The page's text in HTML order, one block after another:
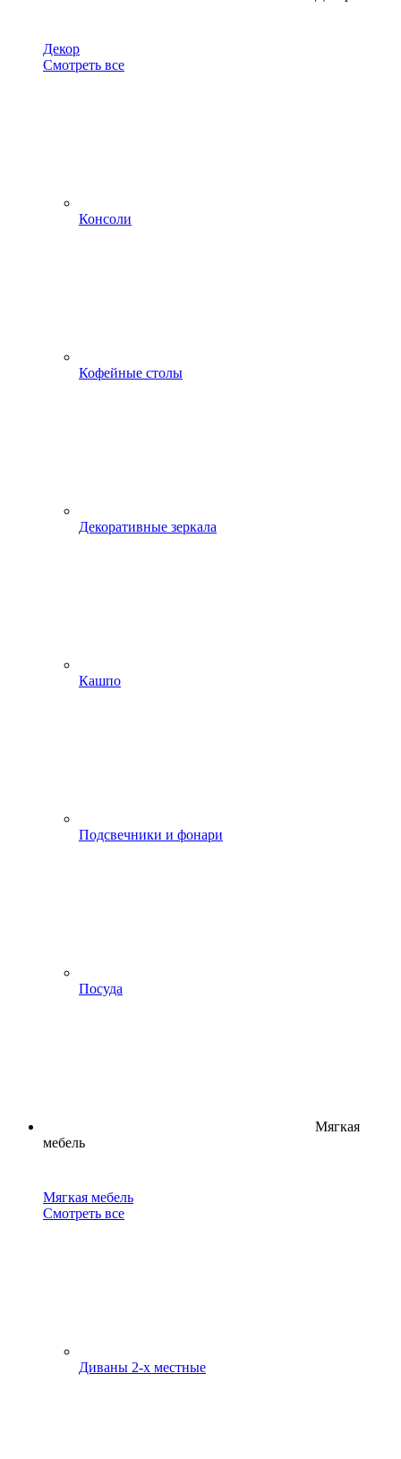
Декор
Смотреть все
Консоли
Кофейные столы
Декоративные зеркала
Кашпо
Подсвечники и фонари
Посуда
Мягкая
мебель
Мягкая мебель
Смотреть все
Диваны 2-х местные